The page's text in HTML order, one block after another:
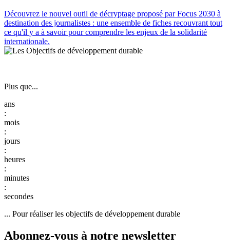
Découvrez le nouvel outil de décryptage proposé par Focus 2030 à
destination des journalistes : une ensemble de fiches recouvrant tout
ce qu'il y a à savoir pour comprendre les enjeux de la solidarité
internationale.
Plus que...
:
:
:
:
:
... Pour réaliser les objectifs de développement durable
Abonnez-vous à notre newsletter